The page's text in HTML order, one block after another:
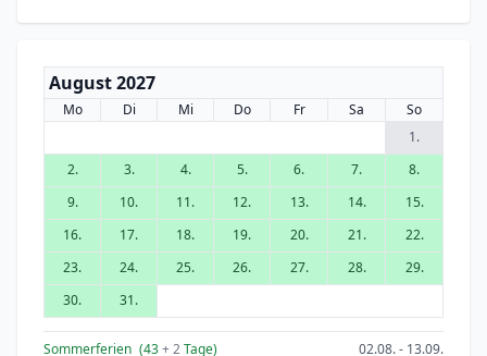
August 2027
Mo Di Mi Do Fr Sa
So
1.
2.
3. 4. 5. 6. 7.
8.
9.
10. 11. 12. 13. 14.
15.
16.
17. 18. 19. 20. 21.
22.
23.
24. 25. 26. 27. 28.
29.
30.
31.
Sommerferien (43+ 2Tage) 02.08. - 13.09.